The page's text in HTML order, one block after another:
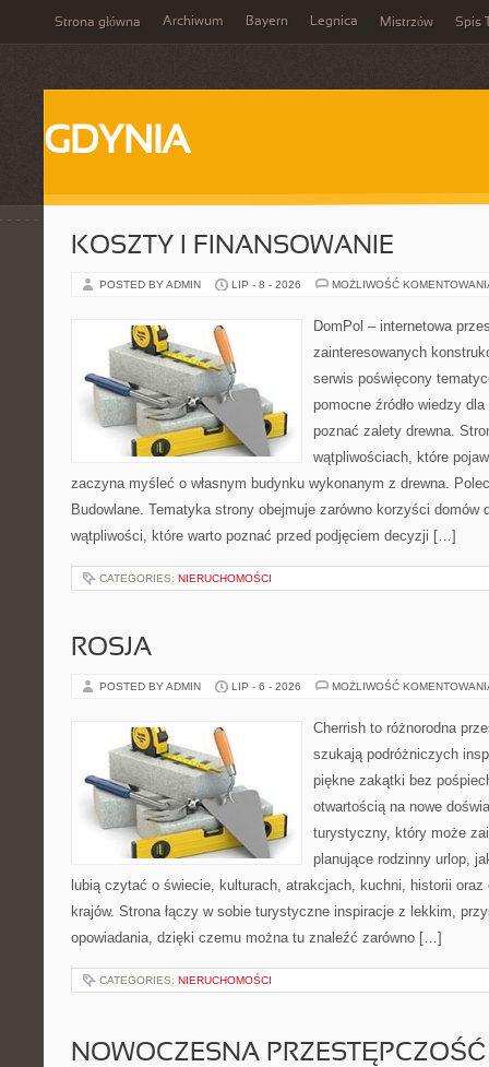
Strona główna Archiwum Bayern Legnica Mistrzów Spis
GDYNIA
KOSZTY I FINANSOWANIE
POSTED BY ADMIN LIP - 8 - 2026 MOŻLIWOŚĆ
DomPol – internetowa
zainteresowanych
serwis poświęcony
pomocne źródło wiedzy
poznać zalety drewna.
wątpliwościach, które
zaczyna myśleć o własnym budynku wykonanym z drewna.
Budowlane. Tematyka strony obejmuje zarówno korzyści domów
wątpliwości, które warto poznać przed podjęciem decyzji […]
CATEGORIES: NIERUCHOMOŚCI
ROSJA
POSTED BY ADMIN LIP - 6 - 2026 MOŻLIWOŚĆ
Cherrish to różnorodna
szukają podróżniczych
piękne zakątki bez
otwartością na nowe
turystyczny, który może
planujące rodzinny urlop,
lubią czytać o świecie, kulturach, atrakcjach, kuchni, historii
krajów. Strona łączy w sobie turystyczne inspiracje z lekkim,
opowiadania, dzięki czemu można tu znaleźć zarówno […]
CATEGORIES: NIERUCHOMOŚCI
NOWOCZESNA PRZESTĘPCZOŚĆ